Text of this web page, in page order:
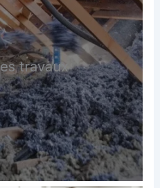
travaux